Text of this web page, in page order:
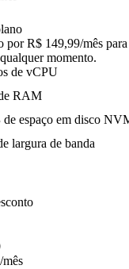
por R$ 149,99/mês para
momento.
de vCPU
RAM
de espaço em disco
largura de banda
/mês